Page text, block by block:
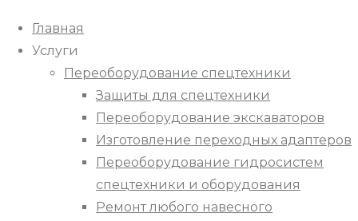
Главная
Услуги
Переоборудование спецтехники
Защиты для спецтехники
Переоборудование экскаваторов
Изготовление переходных адаптеров
Переоборудование гидросистем
спецтехники и оборудования
Ремонт любого навесного